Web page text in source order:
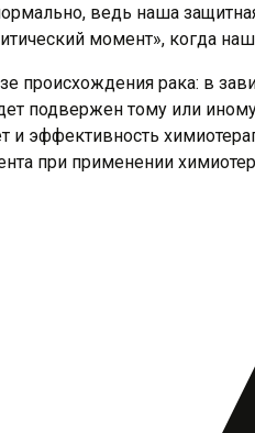
ведь наша
момент», когда
происхождения рака: в
подвержен тому или
и эффективность
при применении